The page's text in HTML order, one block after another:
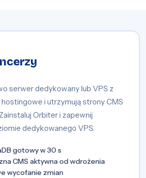
serwer dedykowany lub VPS z
i utrzymują strony CMS
Orbiter i zapewnij
dedykowanego VPS.
gotowy w 30 s
CMS aktywna od wdrożenia
wycofanie zmian